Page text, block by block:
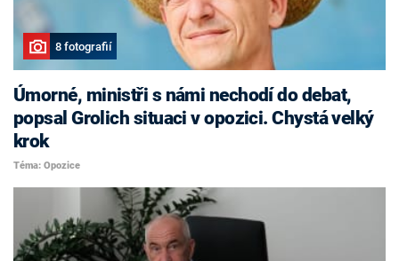
8 fotografií
Úmorné, ministři s námi nechodí do debat,
popsal Grolich situaci v opozici. Chystá velký
krok
Téma: Opozice